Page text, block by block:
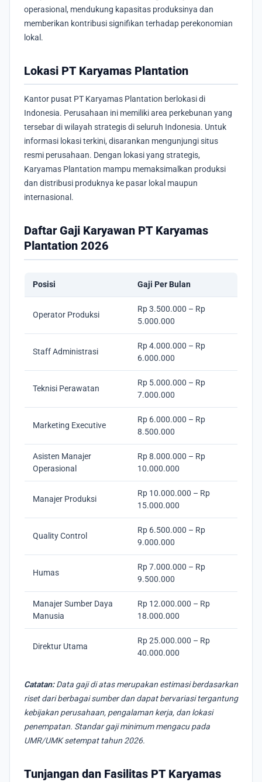
operasional, mendukung kapasitas produksinya dan
memberikan kontribusi signifikan terhadap perekonomian
lokal.
Lokasi PT Karyamas Plantation
Kantor pusat PT Karyamas Plantation berlokasi di
Indonesia. Perusahaan ini memiliki area perkebunan yang
tersebar di wilayah strategis di seluruh Indonesia. Untuk
informasi lokasi terkini, disarankan mengunjungi situs
resmi perusahaan. Dengan lokasi yang strategis,
Karyamas Plantation mampu memaksimalkan produksi
dan distribusi produknya ke pasar lokal maupun
internasional.
Daftar Gaji Karyawan PT Karyamas
Plantation 2026
Posisi Gaji Per Bulan
Operator Produksi
Rp 3.500.000 – Rp
5.000.000
Staff Administrasi
Rp 4.000.000 – Rp
6.000.000
Teknisi Perawatan
Rp 5.000.000 – Rp
7.000.000
Marketing Executive
Rp 6.000.000 – Rp
8.500.000
Asisten Manajer
Operasional
Rp 8.000.000 – Rp
10.000.000
Manajer Produksi
Rp 10.000.000 – Rp
15.000.000
Quality Control
Rp 6.500.000 – Rp
9.000.000
Humas
Rp 7.000.000 – Rp
9.500.000
Manajer Sumber Daya
Manusia
Rp 12.000.000 – Rp
18.000.000
Direktur Utama
Rp 25.000.000 – Rp
40.000.000
Catatan:Data gaji di atas merupakan estimasi berdasarkan
riset dari berbagai sumber dan dapat bervariasi tergantung
kebijakan perusahaan, pengalaman kerja, dan lokasi
penempatan. Standar gaji minimum mengacu pada
UMR/UMK setempat tahun 2026.
Tunjangan dan Fasilitas PT Karyamas